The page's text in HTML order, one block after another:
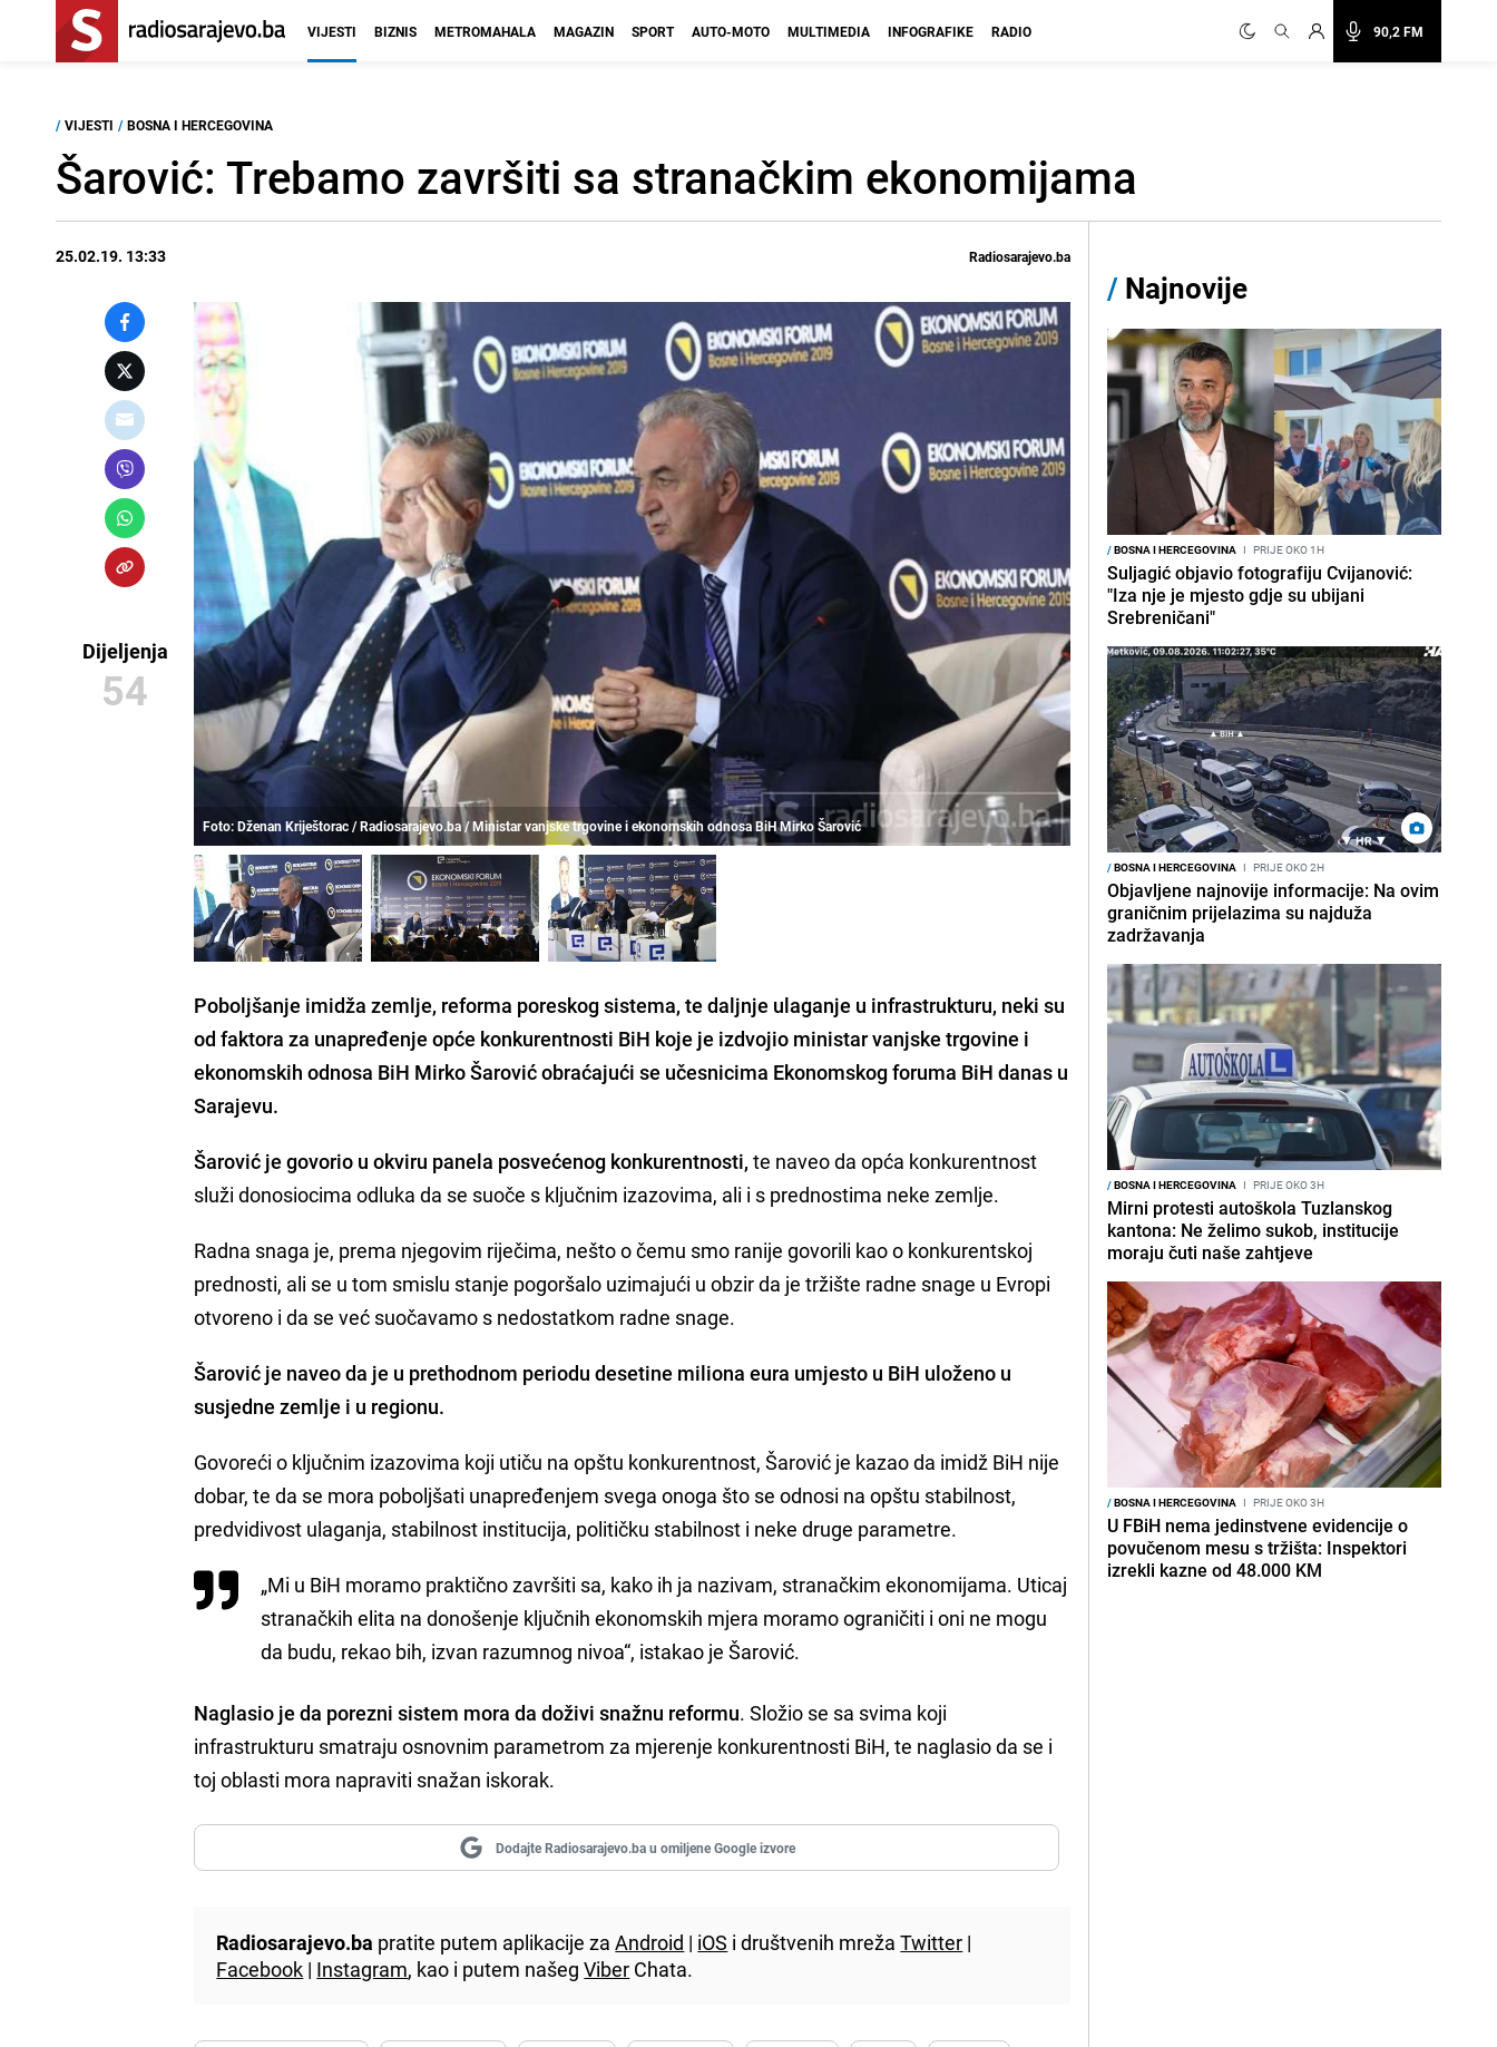
90,2 FM
VIJESTI BIZNIS METROMAHALA MAGAZIN SPORT AUTO-MOTO MULTIMEDIA INFOGRAFIKE RADIO
/ VIJESTI / BOSNA I HERCEGOVINA
Šarović: Trebamo završiti sa stranačkim ekonomijama
25.02.19. 13:33 Radiosarajevo.ba
Dijeljenja
54
Foto: Dženan Kriještorac / Radiosarajevo.ba / Ministar vanjske trgovine i ekonomskih odnosa BiH Mirko Šarović
Poboljšanje imidža zemlje, reforma poreskog sistema, te daljnje ulaganje u infrastrukturu, neki su
od faktora za unapređenjeopće konkurentnosti BiH koje je izdvojio ministar vanjske trgovine i
ekonomskih odnosa BiH Mirko Šarovićobraćajući se učesnicima Ekonomskog foruma BiH danas u
Sarajevu.
Šarović je govorio u okviru panela posvećenog konkurentnosti, te naveo da opća konkurentnost
služi donosiocima odluka da se suoče s ključnim izazovima, ali i s prednostima neke zemlje.
Radna snaga je, prema njegovim riječima, nešto o čemu smo ranije govorili kao o konkurentskoj
prednosti, ali se u tom smislu stanje pogoršalo uzimajući u obzir da je tržište radne snage u Evropi
otvoreno i da se već suočavamo s nedostatkom radne snage.
Šarović je naveo da je u prethodnom periodu desetine miliona eura umjesto u BiH uloženo u
susjedne zemlje i u regionu.
Govoreći o ključnim izazovima koji utiču na opštu konkurentnost, Šarović je kazao da imidž BiH nije
dobar, te da se mora poboljšati unapređenjem svega onoga što se odnosi na opštu stabilnost,
predvidivost ulaganja, stabilnost institucija, političku stabilnost i neke druge parametre.
„Mi u BiH moramo praktično završiti sa, kako ih ja nazivam, stranačkim ekonomijama. Uticaj
stranačkih elita na donošenje ključnih ekonomskih mjera moramo ograničiti i oni ne mogu
da budu, rekao bih, izvan razumnog nivoa“, istakao je Šarović.
Naglasio je da porezni sistem mora da doživi snažnu reformu. Složio se sa svima koji
infrastrukturu smatraju osnovnim parametrom za mjerenje konkurentnosti BiH, te naglasio da se i
toj oblasti mora napraviti snažan iskorak.
Dodajte Radiosarajevo.ba u omiljene Google izvore
Radiosarajevo.ba pratite putem aplikacije zaAndroid | iOS i društvenih mrežaTwitter |
Facebook | Instagram, kao i putem našegViber Chata.
/ Najnovije
/BOSNA I HERCEGOVINA I PRIJE OKO 1H
Suljagić objavio fotografiju Cvijanović:
"Iza nje je mjesto gdje su ubijani
Srebreničani"
/BOSNA I HERCEGOVINA I PRIJE OKO 2H
Objavljene najnovije informacije: Na ovim
graničnim prijelazima su najduža
zadržavanja
/BOSNA I HERCEGOVINA I PRIJE OKO 3H
Mirni protesti autoškola Tuzlanskog
kantona: Ne želimo sukob, institucije
moraju čuti naše zahtjeve
/BOSNA I HERCEGOVINA I PRIJE OKO 3H
U FBiH nema jedinstvene evidencije o
povučenom mesu s tržišta: Inspektori
izrekli kazne od 48.000 KM